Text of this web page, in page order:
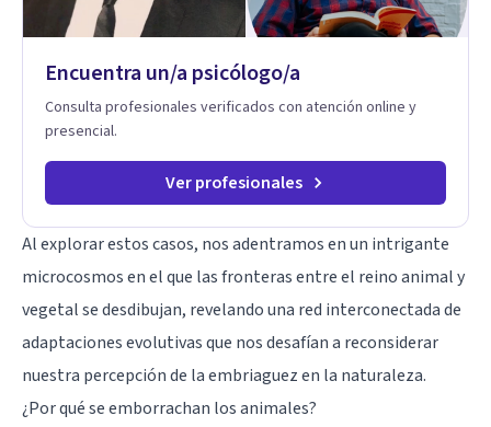
Encuentra un/a psicólogo/a
Consulta profesionales verificados con atención online y
presencial.
Ver profesionales
Al explorar estos casos, nos adentramos en un intrigante
microcosmos en el que las fronteras entre el reino animal y
vegetal se desdibujan, revelando una red interconectada de
adaptaciones evolutivas que nos desafían a reconsiderar
nuestra percepción de la embriaguez en la naturaleza.
¿Por qué se emborrachan los animales?